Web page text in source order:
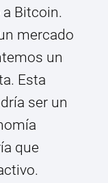
Bitcoin.
mercado
un
Esta
ser un
que